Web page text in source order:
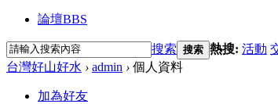
論壇BBS
搜索 搜索 熱搜: 活動
台灣好山好水 › admin › 個人資料
加為好友